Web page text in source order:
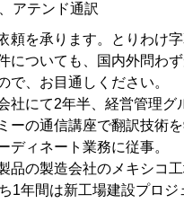
アテンド通訳
頼を承ります。とりわけ
についても、国内外問わ
で、お目通しください。
社にて2年半、経営管理
ーの通信講座で翻訳技術
ディネート業務に従事。
品の製造会社のメキシコ
1年間は新工場建設プロ